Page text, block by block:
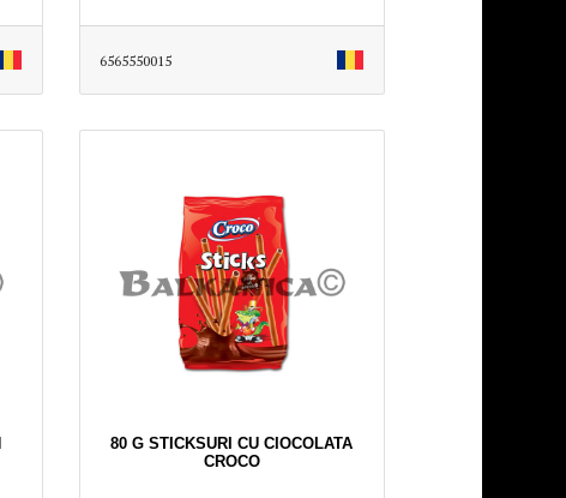
6565550015
80 G STICKSURI CU CIOCOLATA
CROCO